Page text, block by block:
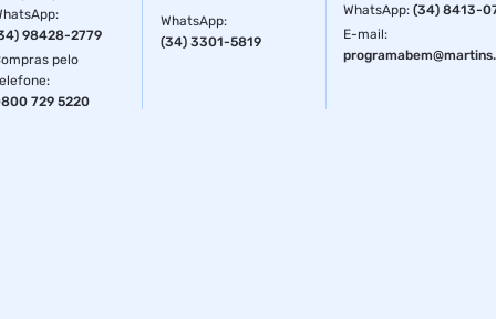
:
98428-2779
pelo
:
729 5220
WhatsApp:
(34) 3301-5819
WhatsApp:(34) 8413-
E-mail: